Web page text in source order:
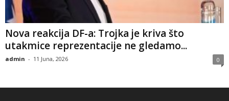
​Nova reakcija DF-a: Trojka je kriva što
utakmice reprezentacije ne gledamo...
admin - 11 Juna, 2026 0